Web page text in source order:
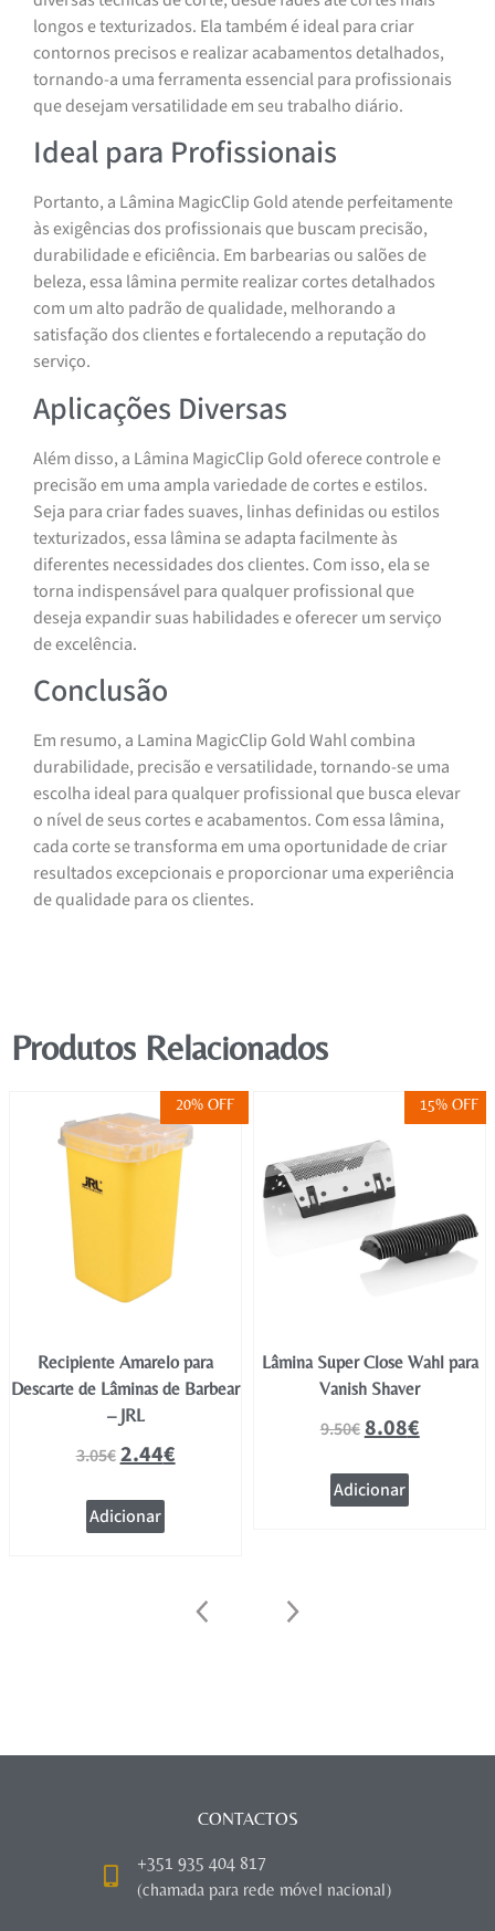
longos e texturizados. Ela também é ideal para criar
contornos precisos e realizar acabamentos detalhados,
tornando-a uma ferramenta essencial para profissionais
que desejam versatilidade em seu trabalho diário.
Ideal para Profissionais
Portanto, a Lâmina MagicClip Gold atende perfeitamente
às exigências dos profissionais que buscam precisão,
durabilidade e eficiência. Em barbearias ou salões de
beleza, essa lâmina permite realizar cortes detalhados
com um alto padrão de qualidade, melhorando a
satisfação dos clientes e fortalecendo a reputação do
serviço.
Aplicações Diversas
Além disso, a Lâmina MagicClip Gold oferece controle e
precisão em uma ampla variedade de cortes e estilos.
Seja para criar fades suaves, linhas definidas ou estilos
texturizados, essa lâmina se adapta facilmente às
diferentes necessidades dos clientes. Com isso, ela se
torna indispensável para qualquer profissional que
deseja expandir suas habilidades e oferecer um serviço
de excelência.
Conclusão
Em resumo, a Lamina MagicClip Gold Wahl combina
durabilidade, precisão e versatilidade, tornando-se uma
escolha ideal para qualquer profissional que busca elevar
o nível de seus cortes e acabamentos. Com essa lâmina,
cada corte se transforma em uma oportunidade de criar
resultados excepcionais e proporcionar uma experiência
de qualidade para os clientes.
Produtos Relacionados
20% OFF
Recipiente Amarelo para
Descarte de Lâminas de Barbear
– JRL
3.05€2.44€
Adicionar
15% OFF
Lâmina Super Close Wahl para
Vanish Shaver
9.50€8.08€
Adicionar
CONTACTOS
+351 935 404 817
(chamada para rede móvel nacional)